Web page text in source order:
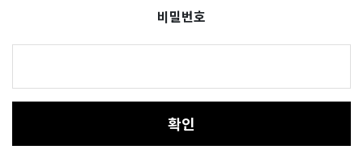
비밀번호
확인